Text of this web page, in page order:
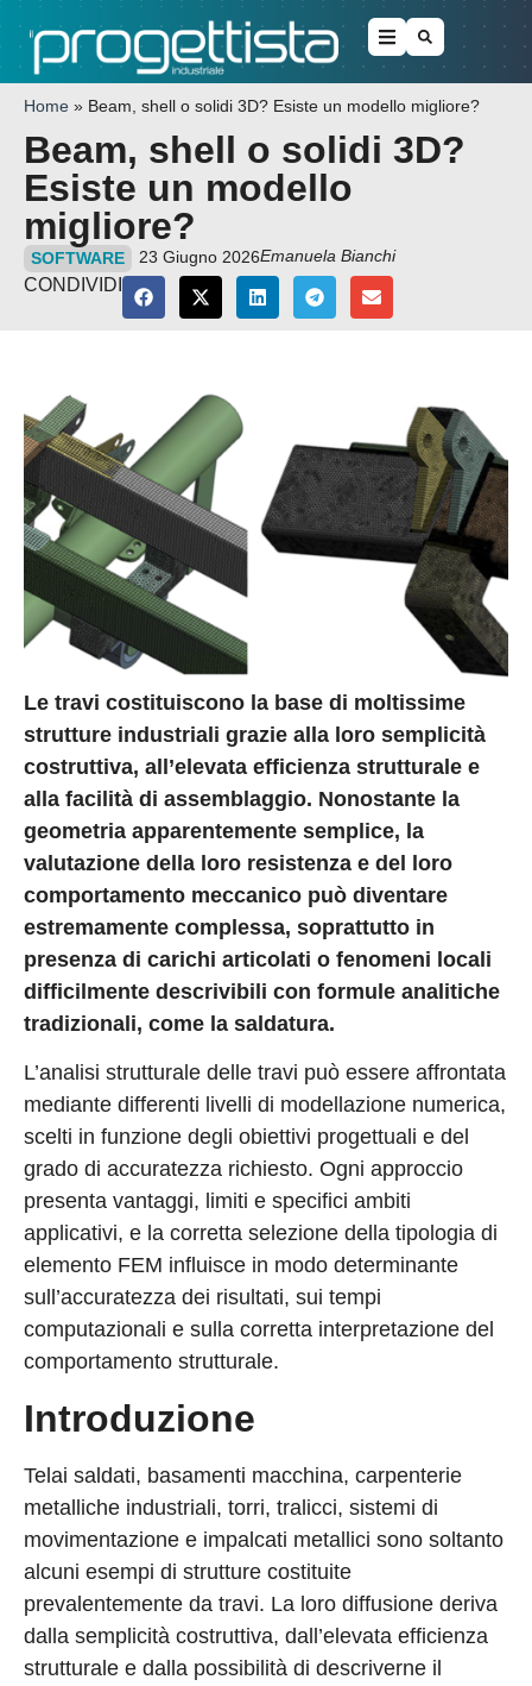
Home » Beam, shell o solidi 3D? Esiste un modello migliore?
Beam, shell o solidi 3D?
Esiste un modello
migliore?
SOFTWARE 23 Giugno 2026Emanuela Bianchi
CONDIVIDI
Le travi costituiscono la base di moltissime
strutture industriali grazie alla loro semplicità
costruttiva, all’elevata efficienza strutturale e
alla facilità di assemblaggio. Nonostante la
geometria apparentemente semplice, la
valutazione della loro resistenza e del loro
comportamento meccanico può diventare
estremamente complessa, soprattutto in
presenza di carichi articolati o fenomeni locali
difficilmente descrivibili con formule analitiche
tradizionali, come la saldatura.
L’analisi strutturale delle travi può essere affrontata
mediante differenti livelli di modellazione numerica,
scelti in funzione degli obiettivi progettuali e del
grado di accuratezza richiesto. Ogni approccio
presenta vantaggi, limiti e specifici ambiti
applicativi, e la corretta selezione della tipologia di
elemento FEM influisce in modo determinante
sull’accuratezza dei risultati, sui tempi
computazionali e sulla corretta interpretazione del
comportamento strutturale.
Introduzione
Telai saldati, basamenti macchina, carpenterie
metalliche industriali, torri, tralicci, sistemi di
movimentazione e impalcati metallici sono soltanto
alcuni esempi di strutture costituite
prevalentemente da travi. La loro diffusione deriva
dalla semplicità costruttiva, dall’elevata efficienza
strutturale e dalla possibilità di descriverne il